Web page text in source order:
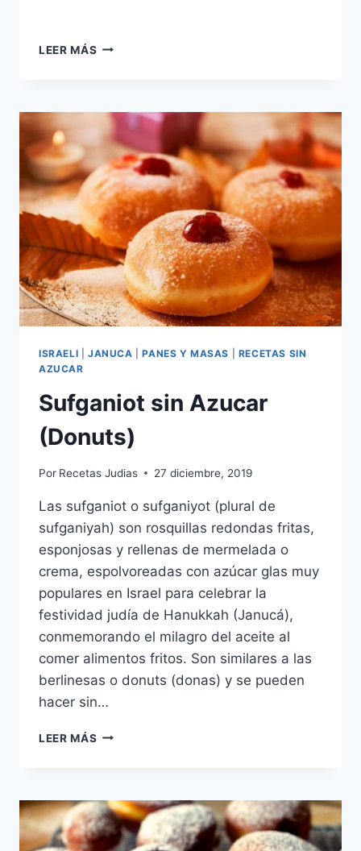
LEER MÁS HUMMUS
ISRAELI JANUCA |PANES Y MASAS
RECETAS SIN
AZUCAR
Sufganiot sin Azucar
(Donuts)
Por Recetas Judias 27 diciembre, 2019
Las sufganiot o sufganiyot (plural de
sufganiyah) son rosquillas redondas fritas,
esponjosas y rellenas de mermelada o
crema, espolvoreadas con azúcar glas muy
populares en Israel para celebrar la
festividad judía de Hanukkah (Janucá),
conmemorando el milagro del aceite al
comer alimentos fritos. Son similares a las
berlinesas o donuts (donas) y se pueden
hacer sin…
LEER MÁS SUFGANIOT